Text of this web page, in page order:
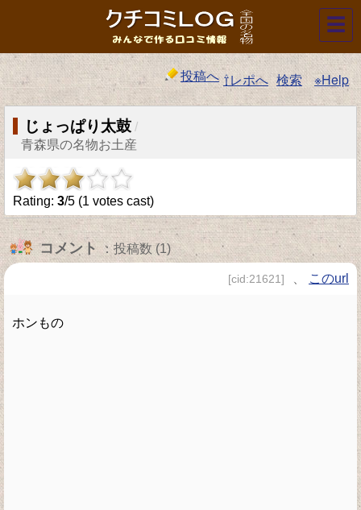
投稿へ ⇧レポへ 検索 ※Help
じょっぱり太鼓 /
青森県の名物お土産
Rating: 3/5 (1 votes cast)
コメント ：投稿数 (1)
[cid:21621] このurl
ホンもの
☰